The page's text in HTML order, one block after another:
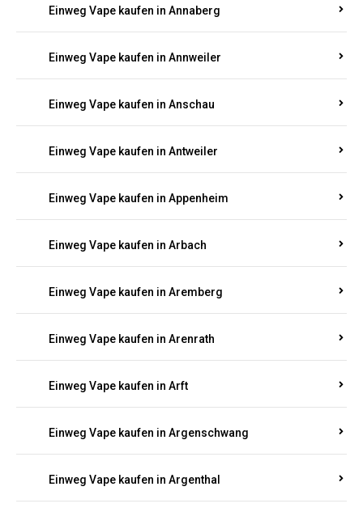
Einweg Vape kaufen in Annaberg
Einweg Vape kaufen in Annweiler
Einweg Vape kaufen in Anschau
Einweg Vape kaufen in Antweiler
Einweg Vape kaufen in Appenheim
Einweg Vape kaufen in Arbach
Einweg Vape kaufen in Aremberg
Einweg Vape kaufen in Arenrath
Einweg Vape kaufen in Arft
Einweg Vape kaufen in Argenschwang
Einweg Vape kaufen in Argenthal